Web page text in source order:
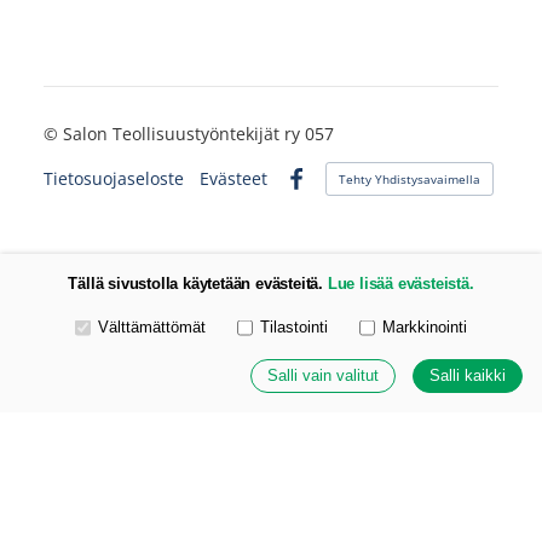
© Salon Teollisuustyöntekijät ry 057
Tietosuojaseloste
Evästeet
Facebook
Tehty Yhdistysavaimella
Tällä sivustolla käytetään evästeitä. Lue lisää evästeistä.
Valitse käytettävät evästeet
Välttämättömät Tilastointi Markkinointi
Salli vain valitut Salli kaikki